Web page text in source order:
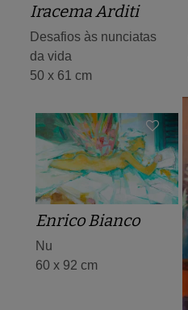
Iracema Arditi
Desafios às nunciatas
da vida
50 x 61 cm
Enrico Bianco
Nu
60 x 92 cm